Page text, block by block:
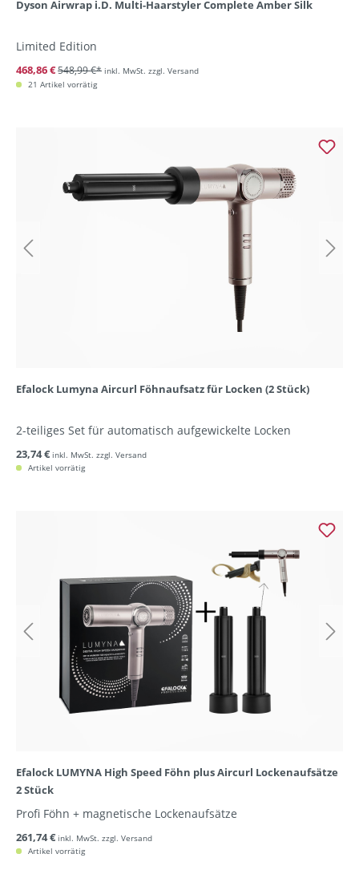
Dyson Airwrap i.D. Multi-Haarstyler Complete Amber Silk
Limited Edition
468,86 €548,99 €* inkl. MwSt. zzgl. Versand
21 Artikel vorrätig
Efalock Lumyna Aircurl Föhnaufsatz für Locken (2 Stück)
2-teiliges Set für automatisch aufgewickelte Locken
23,74 € inkl. MwSt. zzgl. Versand
Artikel vorrätig
Efalock LUMYNA High Speed Föhn plus Aircurl Lockenaufsätze
2 Stück
Profi Föhn + magnetische Lockenaufsätze
261,74 € inkl. MwSt. zzgl. Versand
Artikel vorrätig